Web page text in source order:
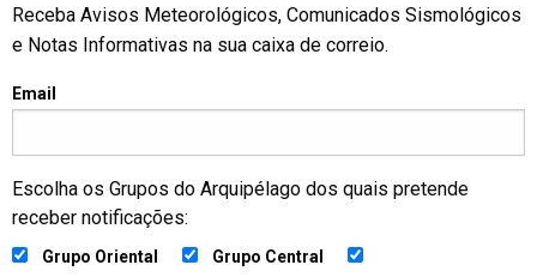
Receba Avisos Meteorológicos, Comunicados Sismológicos
e Notas Informativas na sua caixa de correio.
Email
Escolha os Grupos do Arquipélago dos quais pretende
receber notificações:
Grupo Oriental Grupo Central